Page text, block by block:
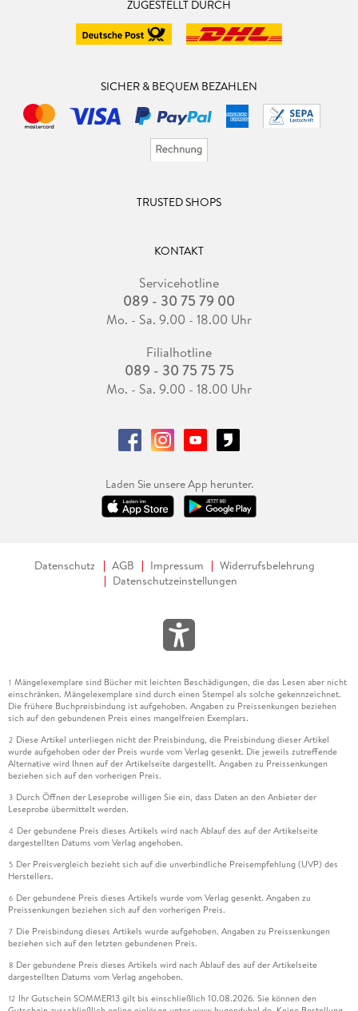
ZUGESTELLT DURCH
SICHER & BEQUEM BEZAHLEN
TRUSTED SHOPS
KONTAKT
Servicehotline
089 - 30 75 79 00
Mo. - Sa. 9.00 - 18.00 Uhr
Filialhotline
089 - 30 75 75 75
Mo. - Sa. 9.00 - 18.00 Uhr
Laden Sie unsere App herunter.
Datenschutz AGB Impressum
Widerrufsbelehrung
Datenschutzeinstellungen
1 Mängelexemplare sind Bücher mit leichten Beschädigungen, die das Lesen aber nicht
einschränken. Mängelexemplare sind durch einen Stempel als solche gekennzeichnet.
Die frühere Buchpreisbindung ist aufgehoben. Angaben zu Preissenkungen beziehen
sich auf den gebundenen Preis eines mangelfreien Exemplars.
2 Diese Artikel unterliegen nicht der Preisbindung, die Preisbindung dieser Artikel
wurde aufgehoben oder der Preis wurde vom Verlag gesenkt. Die jeweils zutreffende
Alternative wird Ihnen auf der Artikelseite dargestellt. Angaben zu Preissenkungen
beziehen sich auf den vorherigen Preis.
3 Durch Öffnen der Leseprobe willigen Sie ein, dass Daten an den Anbieter der
Leseprobe übermittelt werden.
4 Der gebundene Preis dieses Artikels wird nach Ablauf des auf der Artikelseite
dargestellten Datums vom Verlag angehoben.
5 Der Preisvergleich bezieht sich auf die unverbindliche Preisempfehlung (UVP) des
Herstellers.
6 Der gebundene Preis dieses Artikels wurde vom Verlag gesenkt. Angaben zu
Preissenkungen beziehen sich auf den vorherigen Preis.
7 Die Preisbindung dieses Artikels wurde aufgehoben. Angaben zu Preissenkungen
beziehen sich auf den letzten gebundenen Preis.
8 Der gebundene Preis dieses Artikels wird nach Ablauf des auf der Artikelseite
dargestellten Datums vom Verlag angehoben.
12 Ihr Gutschein SOMMER13 gilt bis einschließlich 10.08.2026. Sie können den